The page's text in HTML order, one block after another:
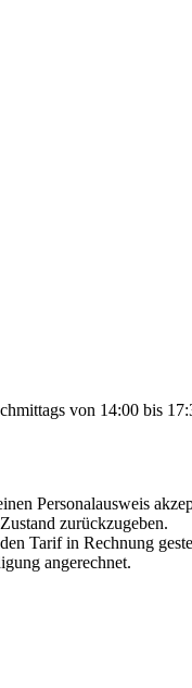
von 14:00 bis
Personalausweis
zurückzugeben.
Tarif in Rechnung
angerechnet.